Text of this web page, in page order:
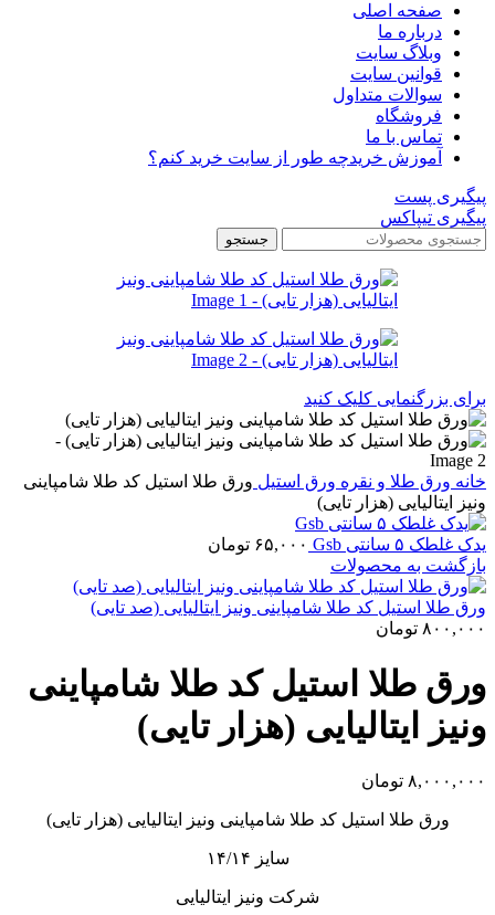
صفحه اصلی
درباره ما
وبلاگ سایت
قوانین سایت
سوالات متداول
فروشگاه
تماس با ما
آموزش خریدچه طور از سایت خرید کنم؟
پیگیری پست
پیگیری تیپاکس
جستجو
برای بزرگنمایی کلیک کنید
خانه ورق طلا و نقره ورق استیل ورق طلا استیل کد طلا شامپاینی
ونیز ایتالیایی (هزار تایی)
یدک غلطک ۵ سانتی Gsb ۶۵,۰۰۰ تومان
بازگشت به محصولات
ورق طلا استیل کد طلا شامپاینی ونیز ایتالیایی (صد تایی)
۸۰۰,۰۰۰ تومان
ورق طلا استیل کد طلا شامپاینی
ونیز ایتالیایی (هزار تایی)
۸,۰۰۰,۰۰۰ تومان
ورق طلا استیل کد طلا شامپاینی ونیز ایتالیایی (هزار تایی)
سایز ۱۴/۱۴
شرکت ونیز ایتالیایی